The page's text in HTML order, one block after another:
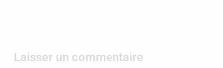
Laisser un commentaire